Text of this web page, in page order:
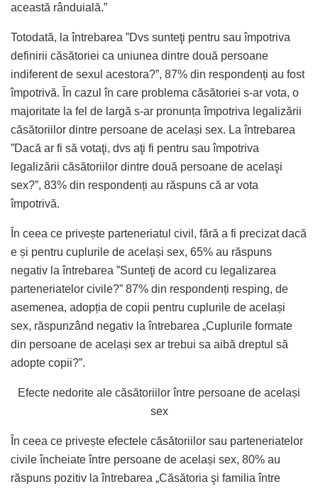
această rânduială.”
Totodată, la întrebarea ”Dvs sunteţi pentru sau împotriva
definirii căsătoriei ca uniunea dintre două persoane
indiferent de sexul acestora?”, 87% din respondenți au fost
împotrivă. În cazul în care problema căsătoriei s-ar vota, o
majoritate la fel de largă s-ar pronunța împotriva legalizării
căsătoriilor dintre persoane de același sex. La întrebarea
”Dacă ar fi să votaţi, dvs aţi fi pentru sau împotriva
legalizării căsătoriilor dintre două persoane de acelaşi
sex?”, 83% din respondenți au răspuns că ar vota
împotrivă.
În ceea ce privește parteneriatul civil, fără a fi precizat dacă
e și pentru cuplurile de același sex, 65% au răspuns
negativ la întrebarea ”Sunteţi de acord cu legalizarea
parteneriatelor civile?” 87% din respondenți resping, de
asemenea, adopția de copii pentru cuplurile de același
sex, răspunzând negativ la întrebarea „Cuplurile formate
din persoane de același sex ar trebui sa aibă dreptul să
adopte copii?”.
Efecte nedorite ale căsătoriilor între persoane de același
sex
În ceea ce privește efectele căsătoriilor sau parteneriatelor
civile încheiate între persoane de același sex, 80% au
răspuns pozitiv la întrebarea „Căsătoria şi familia între